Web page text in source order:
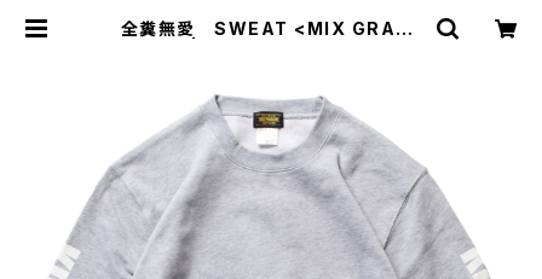
全糞無愛 SWEAT <MIX GRAY>